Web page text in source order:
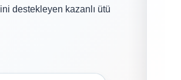
destekleyen kazanlı ütü